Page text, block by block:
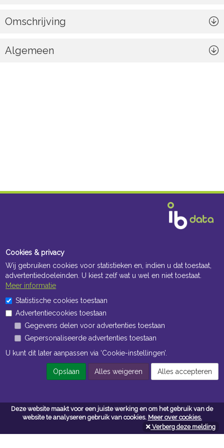
Deze website maakt voor een juiste werking en om het gebruik van de
website te analyseren gebruik van cookies. Meer over cookies.
Verberg deze melding
Omschrijving
Algemeen
Openingstijden Kantoor
ma t/m vr 8:30 uur tot 17:00 uur
Openingstijden Magazijn
ma t/m vr 7:00 uur tot 16:30 uur
Algemene voorwaarden
Cookies & privacy
Wij gebruiken cookies voor statistieken en, indien u dat toestaat,
advertentiedoeleinden. U kiest zelf wat u wel en niet toestaat.
Meer informatie
Statistische cookies toestaan
Advertentiecookies toestaan
Gegevens delen voor advertenties toestaan
Gepersonaliseerde advertenties toestaan
U kunt dit later aanpassen via ‘Cookie-instellingen’.
Opslaan Alles weigeren Alles accepteren